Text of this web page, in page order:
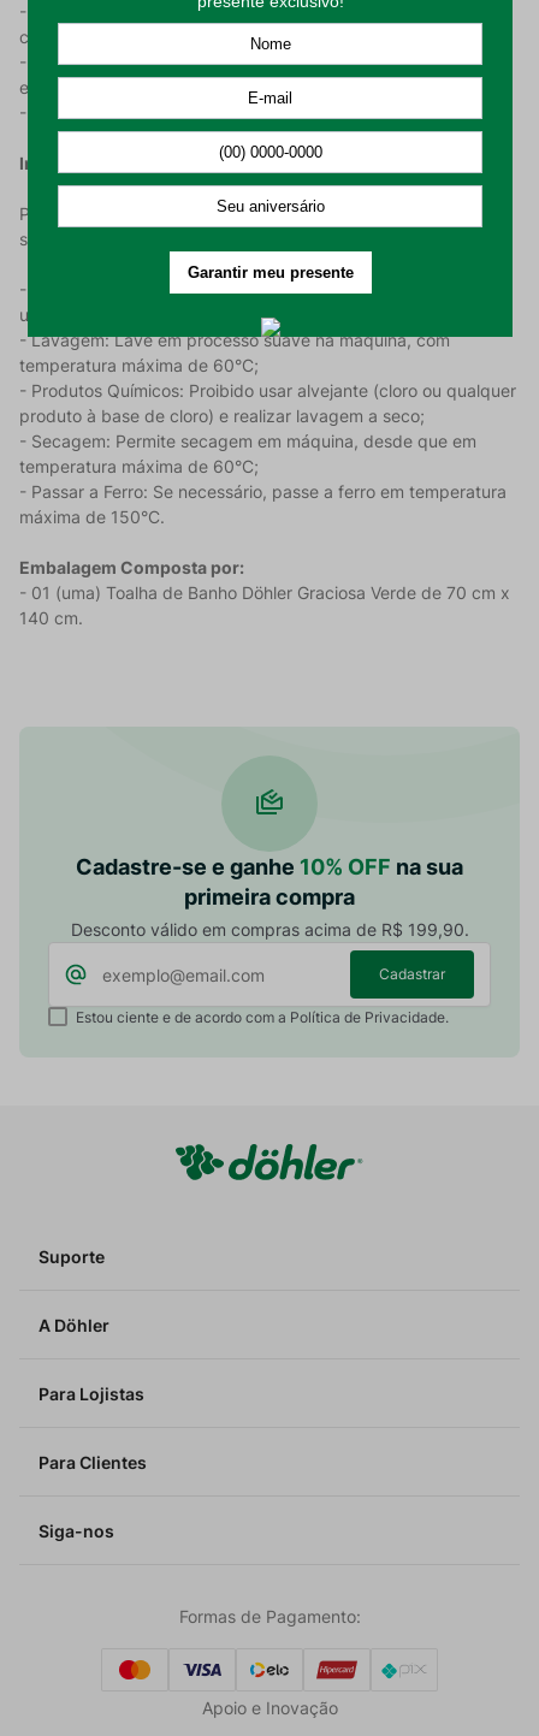
- Conforto Superior: 100% Algodão com toque macio e
confortável;
- Ultra Absorção: Gramatura de 400 g/m² para máxima
eficiência e volume;
- Tamanho Padrão: 70 cm x 140 cm, ideal para banho adulto.
Instruções de Uso e Conservação:
Para que a Toalha de Banho Döhler Graciosa Verde mantenha
sua maciez, cores e qualidade, siga estas recomendações:
- Primeiro Uso: Realizar a higienização do produto antes de
utilizar;
- Lavagem: Lave em processo suave na máquina, com
temperatura máxima de 60°C;
- Produtos Químicos: Proibido usar alvejante (cloro ou qualquer
produto à base de cloro) e realizar lavagem a seco;
- Secagem: Permite secagem em máquina, desde que em
temperatura máxima de 60°C;
- Passar a Ferro: Se necessário, passe a ferro em temperatura
máxima de 150°C.
Embalagem Composta por:
- 01 (uma) Toalha de Banho Döhler Graciosa Verde de 70 cm x
140 cm.
Cadastre-se e ganhe 10% OFF na sua
primeira compra
Desconto válido em compras acima de R$ 199,90.
Cadastrar
Estou ciente e de acordo com a Política de Privacidade.
Suporte
A Döhler
Para Lojistas
Para Clientes
Siga-nos
Formas de Pagamento:
Apoio e Inovação